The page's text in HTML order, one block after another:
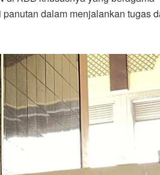
dalam menjalankan tugas